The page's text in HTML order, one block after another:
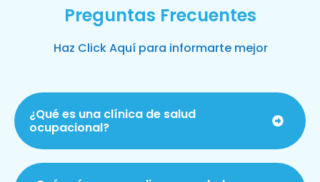
Preguntas Frecuentes
Haz Click Aquí para informarte mejor
¿Qué es una clínica de salud
ocupacional?